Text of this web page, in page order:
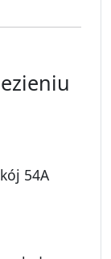
54A